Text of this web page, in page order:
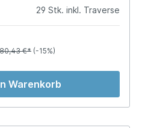
29 Stk. inkl. Traverse
€* (-15%)
Warenkorb